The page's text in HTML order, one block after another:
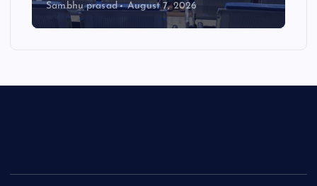
Sambhu prasad August 7, 2026